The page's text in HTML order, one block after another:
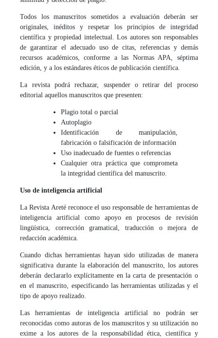
Todos los manuscritos sometidos a evaluación deberán ser
originales, inéditos y respetar los principios de integridad
científica y propiedad intelectual. Los autores son responsables
de garantizar el adecuado uso de citas, referencias y demás
recursos académicos, conforme a las Normas APA, séptima
edición, y a los estándares éticos de publicación científica.
La revista podrá rechazar, suspender o retirar del proceso
editorial aquellos manuscritos que presenten:
Plagio total o parcial
Autoplagio
Identificación de manipulación,
fabricación o falsificación de información
Uso inadecuado de fuentes o referencias
Cualquier otra práctica que comprometa
la integridad científica del manuscrito.
Uso de inteligencia artificial
La Revista Areté reconoce el uso responsable de herramientas de
inteligencia artificial como apoyo en procesos de revisión
lingüística, corrección gramatical, traducción o mejora de
redacción académica.
Cuando dichas herramientas hayan sido utilizadas de manera
significativa durante la elaboración del manuscrito, los autores
deberán declararlo explícitamente en la carta de presentación o
en el manuscrito, especificando las herramientas utilizadas y el
tipo de apoyo realizado.
Las herramientas de inteligencia artificial no podrán ser
reconocidas como autoras de los manuscritos y su utilización no
exime a los autores de la responsabilidad ética, científica y